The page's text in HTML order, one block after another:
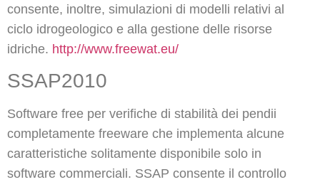
consente, inoltre, simulazioni di modelli relativi al
ciclo idrogeologico e alla gestione delle risorse
idriche. http://www.freewat.eu/
SSAP2010
Software free per verifiche di stabilità dei pendii
completamente freeware che implementa alcune
caratteristiche solitamente disponibile solo in
software commerciali. SSAP consente il controllo